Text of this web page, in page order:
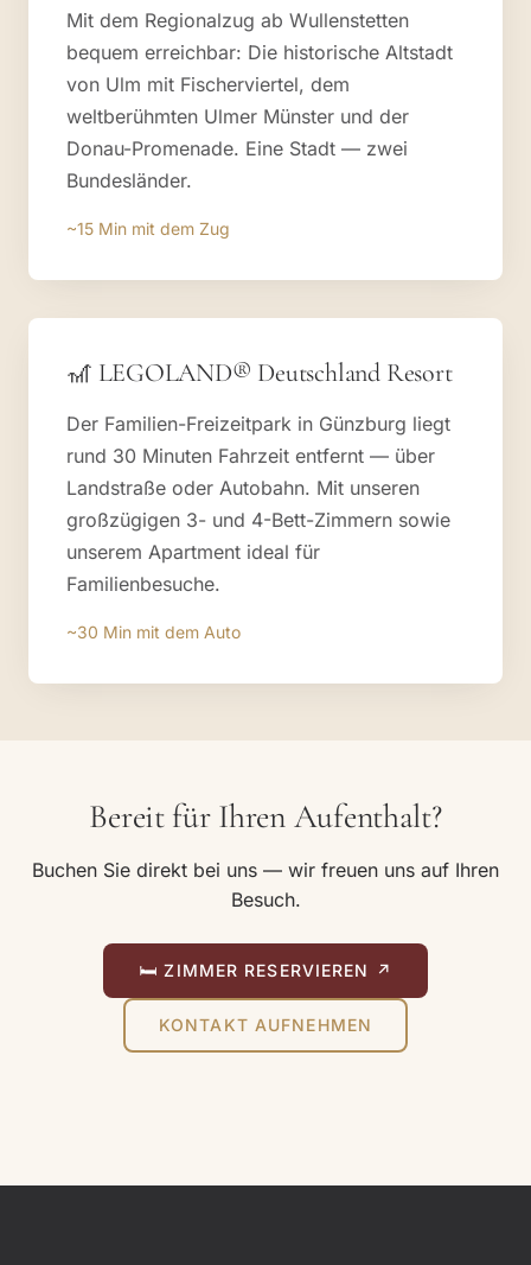
Mit dem Regionalzug ab Wullenstetten
bequem erreichbar: Die historische Altstadt
von Ulm mit Fischerviertel, dem
weltberühmten Ulmer Münster und der
Donau-Promenade. Eine Stadt — zwei
Bundesländer.
~15 Min mit dem Zug
🎢 LEGOLAND® Deutschland Resort
Der Familien-Freizeitpark in Günzburg liegt
rund 30 Minuten Fahrzeit entfernt — über
Landstraße oder Autobahn. Mit unseren
großzügigen 3- und 4-Bett-Zimmern sowie
unserem Apartment ideal für
Familienbesuche.
~30 Min mit dem Auto
Bereit für Ihren Aufenthalt?
Buchen Sie direkt bei uns — wir freuen uns auf Ihren
Besuch.
🛏 ZIMMER RESERVIEREN ↗
KONTAKT AUFNEHMEN